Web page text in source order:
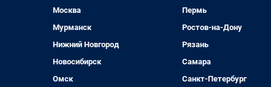
Москва
Мурманск
Нижний Новгород
Новосибирск
Омск
Пермь
Ростов-на-Дону
Рязань
Самара
Санкт-Петербург